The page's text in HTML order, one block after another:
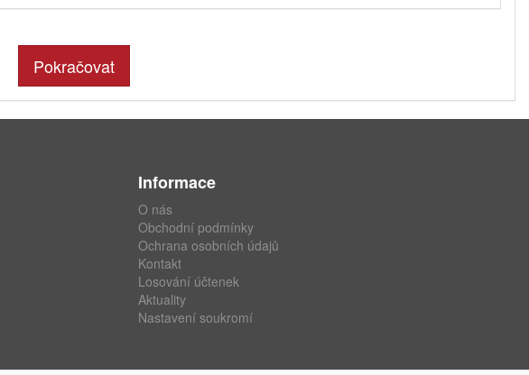
Pokračovat
Informace
O nás
Obchodní podmínky
Ochrana osobních údajů
Kontakt
Losování účtenek
Aktuality
Nastavení soukromí